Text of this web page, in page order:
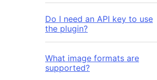
Do I need an API key to use
the plugin?
What image formats are
supported?